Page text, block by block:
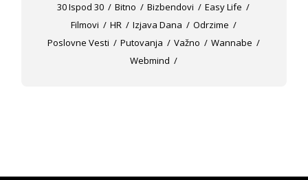
30 Ispod 30 Bitno Bizbendovi
Easy Life
Filmovi
HR Izjava Dana
Odrzime
Poslovne Vesti
Putovanja Važno
Wannabe
Webmind